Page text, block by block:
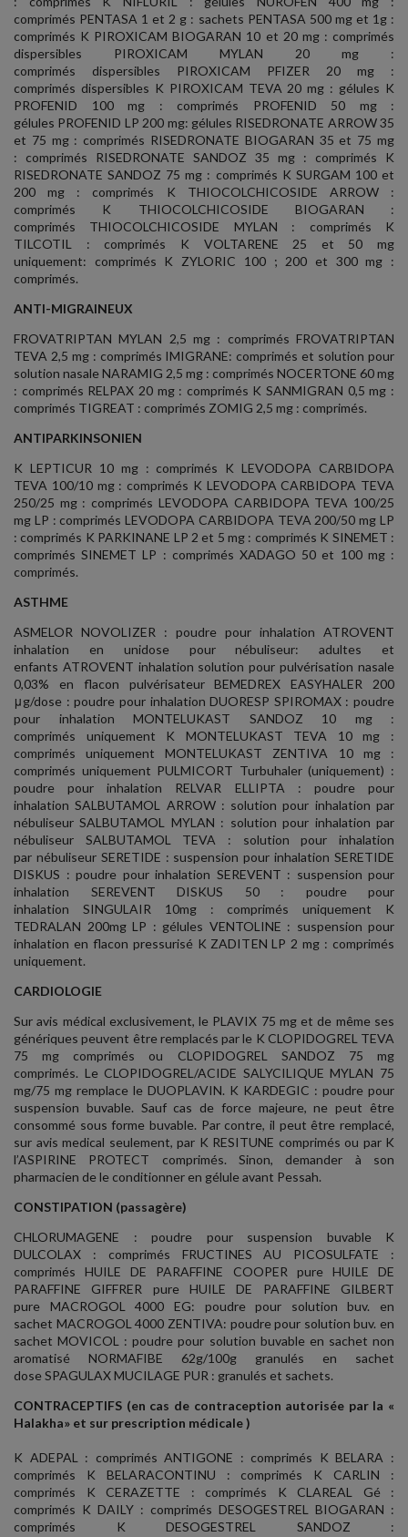
comprimés PENTASA 1 et 2 g : sachets PENTASA 500 mg et 1g :
comprimés K PIROXICAM BIOGARAN 10 et 20 mg : comprimés
dispersibles PIROXICAM MYLAN 20 mg :
comprimés dispersibles PIROXICAM PFIZER 20 mg :
comprimés dispersibles K PIROXICAM TEVA 20 mg : gélules K
PROFENID 100 mg : comprimés PROFENID 50 mg :
gélules PROFENID LP 200 mg: gélules RISEDRONATE ARROW 35
et 75 mg : comprimés RISEDRONATE BIOGARAN 35 et 75 mg
: comprimés RISEDRONATE SANDOZ 35 mg : comprimés K
RISEDRONATE SANDOZ 75 mg : comprimés K SURGAM 100 et
200 mg : comprimés K THIOCOLCHICOSIDE ARROW :
comprimés K THIOCOLCHICOSIDE BIOGARAN :
comprimés THIOCOLCHICOSIDE MYLAN : comprimés K
TILCOTIL : comprimés K VOLTARENE 25 et 50 mg
uniquement: comprimés K ZYLORIC 100 ; 200 et 300 mg :
comprimés.
ANTI-MIGRAINEUX
FROVATRIPTAN MYLAN 2,5 mg : comprimés FROVATRIPTAN
TEVA 2,5 mg : comprimés IMIGRANE: comprimés et solution pour
solution nasale NARAMIG 2,5 mg : comprimés NOCERTONE 60 mg
: comprimés RELPAX 20 mg : comprimés K SANMIGRAN 0,5 mg :
comprimés TIGREAT : comprimés ZOMIG 2,5 mg : comprimés.
ANTIPARKINSONIEN
K LEPTICUR 10 mg : comprimés K LEVODOPA CARBIDOPA
TEVA 100/10 mg : comprimés K LEVODOPA CARBIDOPA TEVA
250/25 mg : comprimés LEVODOPA CARBIDOPA TEVA 100/25
mg LP : comprimés LEVODOPA CARBIDOPA TEVA 200/50 mg LP
: comprimés K PARKINANE LP 2 et 5 mg : comprimés K SINEMET :
comprimés SINEMET LP : comprimés XADAGO 50 et 100 mg :
comprimés.
ASTHME
ASMELOR NOVOLIZER : poudre pour inhalation ATROVENT
inhalation en unidose pour nébuliseur: adultes et
enfants ATROVENT inhalation solution pour pulvérisation nasale
0,03% en flacon pulvérisateur BEMEDREX EASYHALER 200
μg/dose : poudre pour inhalation DUORESP SPIROMAX : poudre
pour inhalation MONTELUKAST SANDOZ 10 mg :
comprimés uniquement K MONTELUKAST TEVA 10 mg :
comprimés uniquement MONTELUKAST ZENTIVA 10 mg :
comprimés uniquement PULMICORT Turbuhaler (uniquement) :
poudre pour inhalation RELVAR ELLIPTA : poudre pour
inhalation SALBUTAMOL ARROW : solution pour inhalation par
nébuliseur SALBUTAMOL MYLAN : solution pour inhalation par
nébuliseur SALBUTAMOL TEVA : solution pour inhalation
par nébuliseur SERETIDE : suspension pour inhalation SERETIDE
DISKUS : poudre pour inhalation SEREVENT : suspension pour
inhalation SEREVENT DISKUS 50 : poudre pour
inhalation SINGULAIR 10mg : comprimés uniquement K
TEDRALAN 200mg LP : gélules VENTOLINE : suspension pour
inhalation en flacon pressurisé K ZADITEN LP 2 mg : comprimés
uniquement.
CARDIOLOGIE
Sur avis médical exclusivement, le PLAVIX 75 mg et de même ses
génériques peuvent être remplacés par le K CLOPIDOGREL TEVA
75 mg comprimés ou CLOPIDOGREL SANDOZ 75 mg
comprimés. Le CLOPIDOGREL/ACIDE SALYCILIQUE MYLAN 75
mg/75 mg remplace le DUOPLAVIN. K KARDEGIC : poudre pour
suspension buvable. Sauf cas de force majeure, ne peut être
consommé sous forme buvable. Par contre, il peut être remplacé,
sur avis medical seulement, par K RESITUNE comprimés ou par K
l’ASPIRINE PROTECT comprimés. Sinon, demander à son
pharmacien de le conditionner en gélule avant Pessah.
CONSTIPATION (passagère)
CHLORUMAGENE : poudre pour suspension buvable K
DULCOLAX : comprimés FRUCTINES AU PICOSULFATE :
comprimés HUILE DE PARAFFINE COOPER pure HUILE DE
PARAFFINE GIFFRER pure HUILE DE PARAFFINE GILBERT
pure MACROGOL 4000 EG: poudre pour solution buv. en
sachet MACROGOL 4000 ZENTIVA: poudre pour solution buv. en
sachet MOVICOL : poudre pour solution buvable en sachet non
aromatisé NORMAFIBE 62g/100g granulés en sachet
dose SPAGULAX MUCILAGE PUR : granulés et sachets.
CONTRACEPTIFS (en cas de contraception autorisée par la «
Halakha» et sur prescription médicale )
K ADEPAL : comprimés ANTIGONE : comprimés K BELARA :
comprimés K BELARACONTINU : comprimés K CARLIN :
comprimés K CERAZETTE : comprimés K CLAREAL Gé :
comprimés K DAILY : comprimés DESOGESTREL BIOGARAN :
comprimés K DESOGESTREL SANDOZ :